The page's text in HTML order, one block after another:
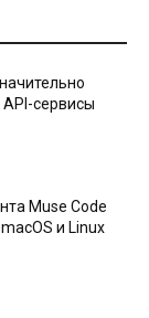
сервисы
Muse Code
и Linux